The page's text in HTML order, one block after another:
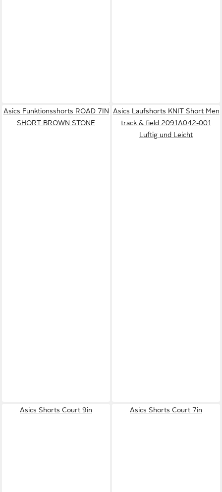
Asics Funktionsshorts ROAD 7IN
SHORT BROWN STONE
Asics Laufshorts KNIT Short Men
track & field 2091A042-001
Luftig und Leicht
Asics Shorts Court 9in Asics Shorts Court 7in